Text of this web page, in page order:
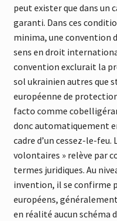
peut exister que dans un
garanti. Dans ces
minima, une convention
sens en droit
convention exclurait la
sol ukrainien autres que
européenne de
facto comme
donc automatiquement
cadre d’un cessez-le-
volontaires » relève par
termes juridiques. Au
invention, il se confirme
européens,
en réalité aucun schéma